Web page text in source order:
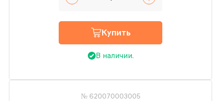
Купить
В наличии.
№ 620070003005